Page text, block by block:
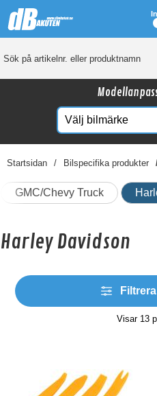
Startsidan Bilspecifika produkter
GMC/Chevy Truck
Harley Davidson
Visar 13